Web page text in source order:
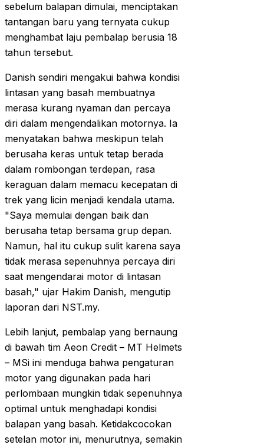
sebelum balapan dimulai, menciptakan
tantangan baru yang ternyata cukup
menghambat laju pembalap berusia 18
tahun tersebut.
Danish sendiri mengakui bahwa kondisi
lintasan yang basah membuatnya
merasa kurang nyaman dan percaya
diri dalam mengendalikan motornya. Ia
menyatakan bahwa meskipun telah
berusaha keras untuk tetap berada
dalam rombongan terdepan, rasa
keraguan dalam memacu kecepatan di
trek yang licin menjadi kendala utama.
"Saya memulai dengan baik dan
berusaha tetap bersama grup depan.
Namun, hal itu cukup sulit karena saya
tidak merasa sepenuhnya percaya diri
saat mengendarai motor di lintasan
basah," ujar Hakim Danish, mengutip
laporan dari NST.my.
Lebih lanjut, pembalap yang bernaung
di bawah tim Aeon Credit – MT Helmets
– MSi ini menduga bahwa pengaturan
motor yang digunakan pada hari
perlombaan mungkin tidak sepenuhnya
optimal untuk menghadapi kondisi
balapan yang basah. Ketidakcocokan
setelan motor ini, menurutnya, semakin